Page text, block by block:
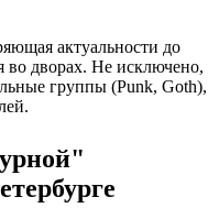
актуальности до
дворах. Не исключено,
группы (Punk, Goth),